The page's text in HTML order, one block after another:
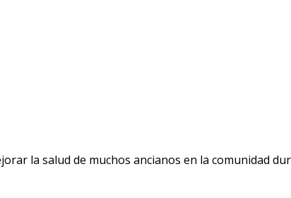
la salud de muchos ancianos en la comunidad